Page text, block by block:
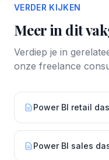
VERDER KIJKEN
Meer in dit
Verdiep je in
onze freelance
Power BI retail
Power BI sales